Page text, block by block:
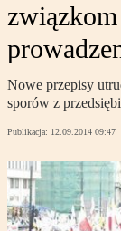
Nowe przepisy
sporów z
Publikacja: 12.09.2014 09:47